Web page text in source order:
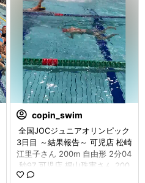
copin_swim
全国JOCジュニアオリンピック
3日目 ～結果報告～ 可児店 松崎
江里子さん 200m 自由形 2分04
秒97 可児店 桐山珠実さん 200
m 平泳ぎ 2分30秒35 可児店 鍵